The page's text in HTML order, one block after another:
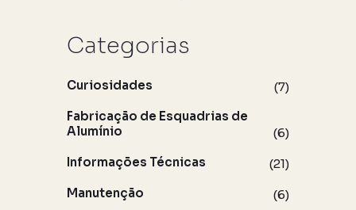
Categorias
Curiosidades
(7)
Fabricação de Esquadrias de
Alumínio
(6)
Informações Técnicas
(21)
Manutenção
(6)